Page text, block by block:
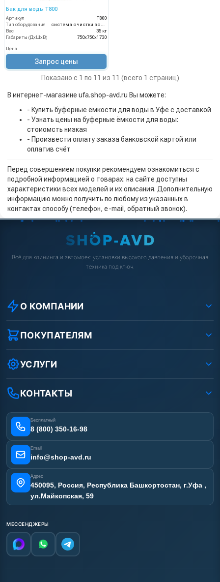
Бак для воды Т800
Артикул
Т800
Тип оборудования
система очистки воды
Вес
35 кг
Габариты (ДхШхВ)
750х750х1730
Цена
Запрос цены
Показано с 1 по 11 из 11 (всего 1 страниц)
В интернет-магазине ufa.shop-avd.ru Вы можете:
- Купить буферные ёмкости для воды в Уфе с доставкой
- Узнать цены на буферные ёмкости для воды:
стоиомсть низкая
- Произвести оплату заказа банковской картой или
оплатив счёт
Перед совершением покупки рекомендуем ознакомиться с
подробной информацией о товарах: на сайте доступны
характеристики всех моделей и их описания. Дополнительную
информацию можно получить по любому из указанных в
контактах способу (телефон, e-mail, обратный звонок).
Всё для клининга и автомоек: установки высокого давления и уборочная
техника под ключ.
О КОМПАНИИ
О компании
Реквизиты ООО «Шоп АВД»
Условия соглашения
Вакансии
Статьи
ПОКУПАТЕЛЯМ
Как заказать?
Оплата
Лизинг
Получить скидку
УСЛУГИ
Ремонт АВД
Сертификаты
Отзывы наших клиентов
Карта сайта
КОНТАКТЫ
Бесплатный
8 (800) 350-16-98
Email
info@shop-avd.ru
Адрес
450095, Россия, Республика Башкортостан, г.Уфа ,
ул.Майкопская, 59
МЕССЕНДЖЕРЫ